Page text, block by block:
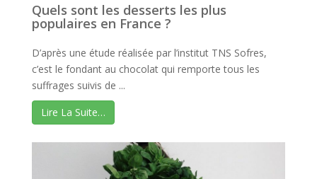
Quels sont les desserts les plus
populaires en France ?
D’après une étude réalisée par l’institut TNS Sofres,
c’est le fondant au chocolat qui remporte tous les
suffrages suivis de ...
Lire La Suite…